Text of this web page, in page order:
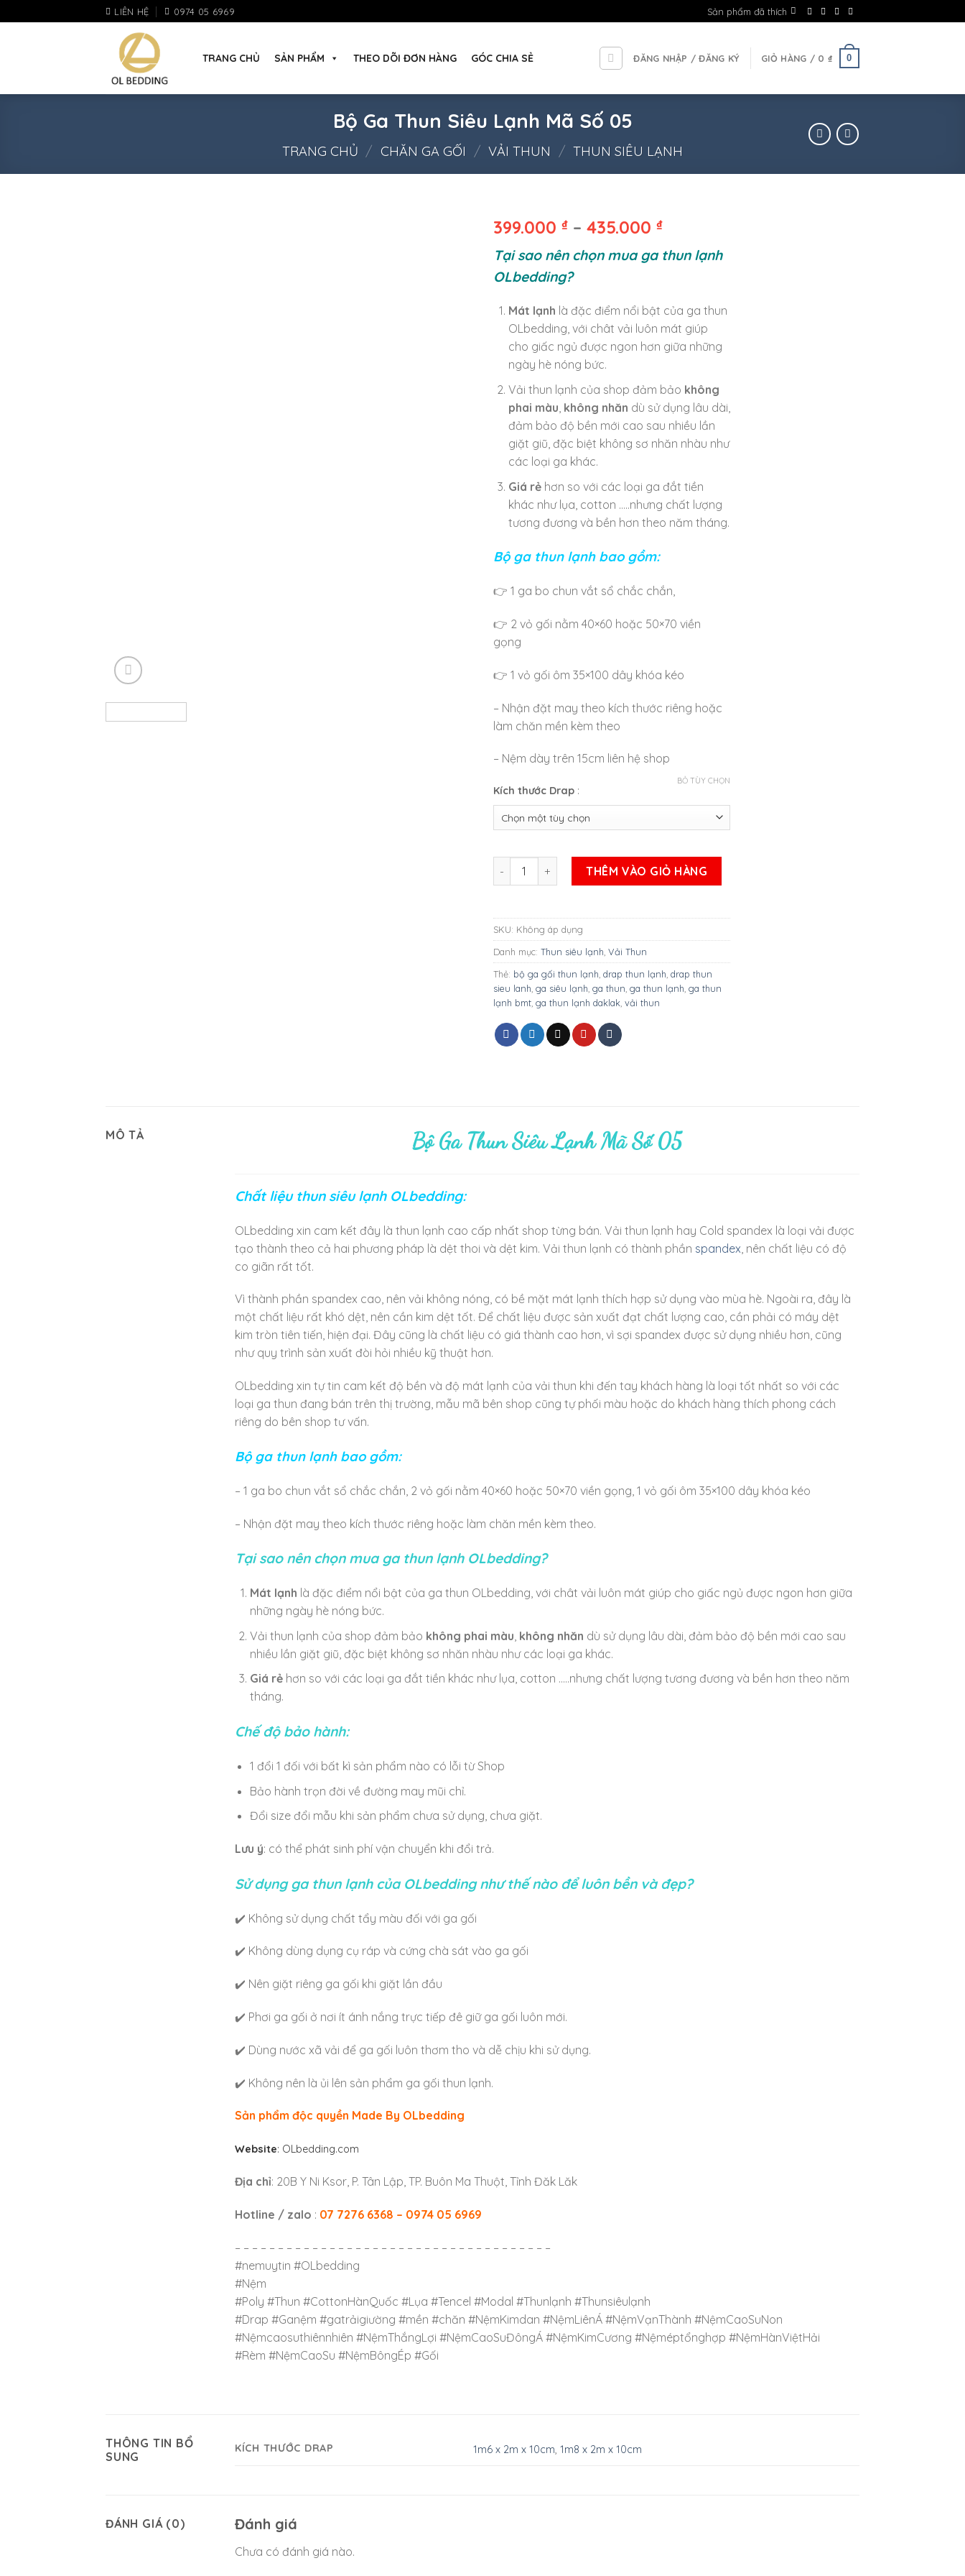
to
LIÊN HỆ 0974 05 6969 Sản phẩm đã thích
TRANG CHỦ SẢN PHẨM THEO DÕI ĐƠN HÀNG GÓC CHIA SẺ ĐĂNG NHẬP / ĐĂNG KÝ GIỎ HÀNG / 0 ₫ 0
Bộ Ga Thun Siêu Lạnh Mã Số 05
TRANG CHỦ / CHĂN GA GỐI / VẢI THUN / THUN SIÊU LẠNH
399.000 ₫ – 435.000 ₫
Tại sao nên chọn mua ga thun lạnh
OLbedding?
Mát lạnh là đặc điểm nổi bật của ga thun
OLbedding, với chât vải luôn mát giúp
cho giấc ngủ được ngon hơn giữa những
ngày hè nóng bức.
Vải thun lạnh của shop đảm bảo không
phai màu không nhăn dù sử dụng lâu dài,
đảm bảo độ bền mới cao sau nhiều lần
giặt giũ, đặc biệt không sơ nhăn nhàu như
các loại ga khác.
Giá rẻhơn so với các loại ga đắt tiền
khác như lụa, cotton …..nhưng chất lượng
tương đương và bền hơn theo năm tháng.
Bộ ga thun lạnh bao gồm:
👉 1 ga bo chun vắt sổ chắc chắn,
👉 2 vỏ gối nằm 40×60 hoặc 50×70 viền
gọng
👉 1 vỏ gối ôm 35×100 dây khóa kéo
– Nhận đặt may theo kích thước riêng hoặc
làm chăn mền kèm theo
– Nệm dày trên 15cm liên hệ shop
Kích thước Drap :
BỎ TÙY CHỌN
Bộ Ga Thun Siêu Lạnh Mã Số 05 số lượng
THÊM VÀO GIỎ HÀNG
SKU: Không áp dụng
Danh mục: Thun siêu lạnh Vải Thun
Thẻ: bộ ga gối thun lạnh drap thun lạnh drap thun
sieu lanh ga siêu lạnh ga thun ga thun lạnh ga thun
lạnh bmt ga thun lạnh daklak vải thun
MÔ TẢ Bộ Ga Thun Siêu Lạnh Mã Số 05
Chất liệu thun siêu lạnh OLbedding:
OLbedding xin cam kết đây là thun lạnh cao cấp nhất shop từng bán. Vải thun lạnh hay Cold spandex là loại vải được
tạo thành theo cả hai phương pháp là dệt thoi và dệt kim. Vải thun lạnh có thành phần spandex , nên chất liệu có độ
co giãn rất tốt.
Vì thành phần spandex cao, nên vải không nóng, có bề mặt mát lạnh thích hợp sử dụng vào mùa hè. Ngoài ra, đây là
một chất liệu rất khó dệt, nên cần kim dệt tốt. Để chất liệu được sản xuất đạt chất lượng cao, cần phải có máy dệt
kim tròn tiên tiến, hiện đại. Đây cũng là chất liệu có giá thành cao hơn, vì sợi spandex được sử dụng nhiều hơn, cũng
như quy trình sản xuất đòi hỏi nhiều kỹ thuật hơn.
OLbedding xin tự tin cam kết độ bền và độ mát lạnh của vải thun khi đến tay khách hàng là loại tốt nhất so với các
loại ga thun đang bán trên thị trường, mẫu mã bên shop cũng tự phối màu hoặc do khách hàng thích phong cách
riêng do bên shop tư vấn.
Bộ ga thun lạnh bao gồm:
– 1 ga bo chun vắt sổ chắc chắn, 2 vỏ gối nằm 40×60 hoặc 50×70 viền gọng, 1 vỏ gối ôm 35×100 dây khóa kéo
– Nhận đặt may theo kích thước riêng hoặc làm chăn mền kèm theo.
Tại sao nên chọn mua ga thun lạnh OLbedding?
Mát lạnh là đặc điểm nổi bật của ga thun OLbedding, với chât vải luôn mát giúp cho giấc ngủ được ngon hơn giữa
những ngày hè nóng bức.
Vải thun lạnh của shop đảm bảo không phai màu không nhăn dù sử dụng lâu dài, đảm bảo độ bền mới cao sau
nhiều lần giặt giũ, đặc biệt không sơ nhăn nhàu như các loại ga khác.
Giá rẻhơn so với các loại ga đắt tiền khác như lụa, cotton …..nhưng chất lượng tương đương và bền hơn theo năm
tháng.
Chế độ bảo hành:
1 đổi 1 đối với bất kì sản phẩm nào có lỗi từ Shop
Bảo hành trọn đời về đường may mũi chỉ.
Đổi size đổi mẫu khi sản phẩm chưa sử dụng, chưa giặt.
Lưu ý: có thể phát sinh phí vận chuyển khi đổi trả.
Sử dụng ga thun lạnh của OLbedding như thế nào để luôn bền và đẹp?
✔️ Không sử dụng chất tẩy màu đối với ga gối
✔️ Không dùng dụng cụ ráp và cứng chà sát vào ga gối
✔️ Nên giặt riêng ga gối khi giặt lần đầu
✔️ Phơi ga gối ở nơi ít ánh nắng trực tiếp đê giữ ga gối luôn mới.
✔️ Dùng nước xã vải để ga gối luôn thơm tho và dễ chịu khi sử dụng.
✔️ Không nên là ủi lên sản phẩm ga gối thun lạnh.
Sản phẩm độc quyền Made By OLbedding
Website: OLbedding.com
Địa chỉ: 20B Y Ni Ksor, P. Tân Lập, TP. Buôn Ma Thuột, Tỉnh Đăk Lăk
Hotline / zalo : 07 7276 6368 – 0974 05 6969
– – – – – – – – – – – – – – – – – – – – – – – – – – – – – – – – – – – – –
#nemuytin #OLbedding
#Nệm
#Poly #Thun #CottonHànQuốc #Lụa #Tencel #Modal #Thunlạnh #Thunsiêulạnh
#Drap #Ganệm #gatrảigiường #mền #chăn #NệmKimdan #NệmLiênÁ #NệmVạnThành #NệmCaoSuNon
#Nệmcaosuthiênnhiên #NệmThắngLợi #NệmCaoSuĐôngÁ #NệmKimCương #Nệméptổnghợp #NệmHànViệtHải
#Rèm #NệmCaoSu #NệmBôngÉp #Gối
THÔNG TIN BỔ
SUNG
KÍCH THƯỚC DRAP 1m6 x 2m x 10cm ,1m8 x 2m x 10cm
ĐÁNH GIÁ (0) Đánh giá
Chưa có đánh giá nào.